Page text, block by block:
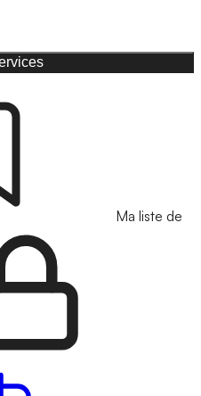
Ma liste de